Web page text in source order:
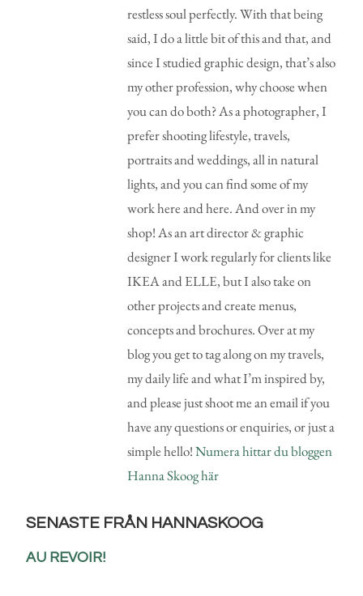
restless soul perfectly. With that being
said, I do a little bit of this and that, and
since I studied graphic design, that’s also
my other profession, why choose when
you can do both? As a photographer, I
prefer shooting lifestyle, travels,
portraits and weddings, all in natural
lights, and you can find some of my
work here and here. And over in my
shop! As an art director & graphic
designer I work regularly for clients like
IKEA and ELLE, but I also take on
other projects and create menus,
concepts and brochures. Over at my
blog you get to tag along on my travels,
my daily life and what I’m inspired by,
and please just shoot me an email if you
have any questions or enquiries, or just a
simple hello!Numera hittar du bloggen
Hanna Skoog här
SENASTE FRÅN HANNASKOOG
AU REVOIR!